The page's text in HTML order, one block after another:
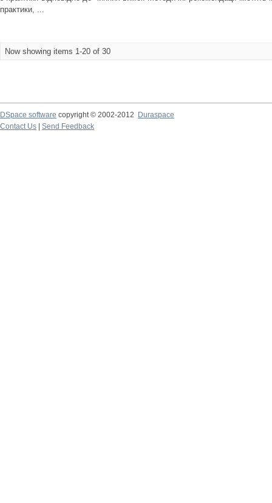
практики, ...
Now showing items 1-20 of 30
DSpace software copyright © 2002-2012
Duraspace
Contact Us
Send Feedback